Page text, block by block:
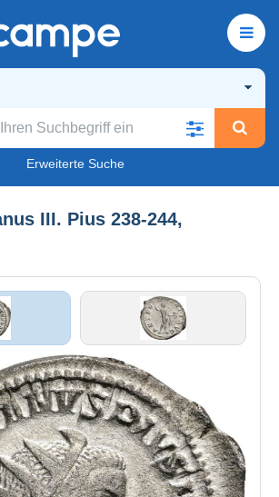
Erweiterte Suche
III. Pius 238-244,